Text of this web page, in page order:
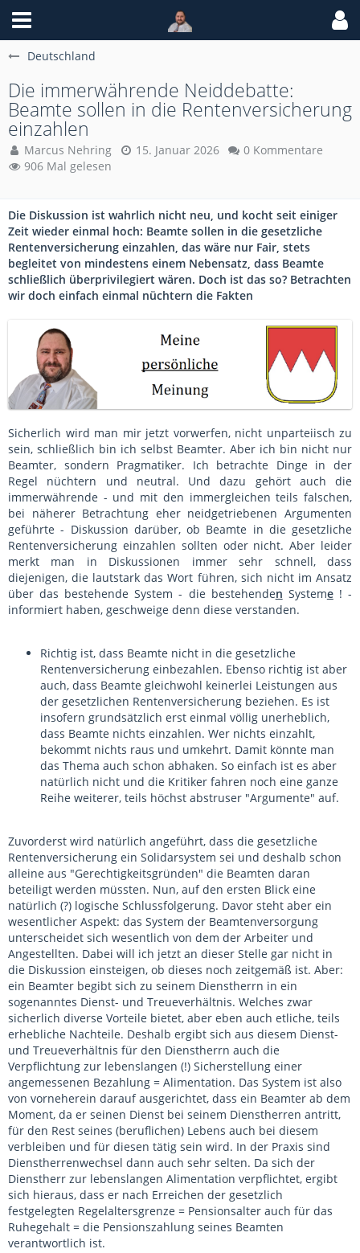
Deutschland
Die immerwährende Neiddebatte:
Beamte sollen in die Rentenversicherung
einzahlen
Marcus Nehring 15. Januar 2026
0 Kommentare
906 Mal gelesen
Die Diskussion ist wahrlich nicht neu, und kocht seit einiger
Zeit wieder einmal hoch: Beamte sollen in die gesetzliche
Rentenversicherung einzahlen, das wäre nur Fair, stets
begleitet von mindestens einem Nebensatz, dass Beamte
schließlich überprivilegiert wären. Doch ist das so? Betrachten
wir doch einfach einmal nüchtern die Fakten
Sicherlich wird man mir jetzt vorwerfen, nicht unparteiisch zu
sein, schließlich bin ich selbst Beamter. Aber ich bin nicht nur
Beamter, sondern Pragmatiker. Ich betrachte Dinge in der
Regel nüchtern und neutral. Und dazu gehört auch die
immerwährende - und mit den immergleichen teils falschen,
bei näherer Betrachtung eher neidgetriebenen Argumenten
geführte - Diskussion darüber, ob Beamte in die gesetzliche
Rentenversicherung einzahlen sollten oder nicht. Aber leider
merkt man in Diskussionen immer sehr schnell, dass
diejenigen, die lautstark das Wort führen, sich nicht im Ansatz
über das bestehende System - die bestehenden Systeme! -
informiert haben, geschweige denn diese verstanden.
Richtig ist, dass Beamte nicht in die gesetzliche
Rentenversicherung einbezahlen. Ebenso richtig ist aber
auch, dass Beamte gleichwohl keinerlei Leistungen aus
der gesetzlichen Rentenversicherung beziehen. Es ist
insofern grundsätzlich erst einmal völlig unerheblich,
dass Beamte nichts einzahlen. Wer nichts einzahlt,
bekommt nichts raus und umkehrt. Damit könnte man
das Thema auch schon abhaken. So einfach ist es aber
natürlich nicht und die Kritiker fahren noch eine ganze
Reihe weiterer, teils höchst abstruser "Argumente" auf.
Zuvorderst wird natürlich angeführt, dass die gesetzliche
Rentenversicherung ein Solidarsystem sei und deshalb schon
alleine aus "Gerechtigkeitsgründen" die Beamten daran
beteiligt werden müssten. Nun, auf den ersten Blick eine
natürlich (?) logische Schlussfolgerung. Davor steht aber ein
wesentlicher Aspekt: das System der Beamtenversorgung
unterscheidet sich wesentlich von dem der Arbeiter und
Angestellten. Dabei will ich jetzt an dieser Stelle gar nicht in
die Diskussion einsteigen, ob dieses noch zeitgemäß ist. Aber:
ein Beamter begibt sich zu seinem Dienstherrn in ein
sogenanntes Dienst- und Treueverhältnis. Welches zwar
sicherlich diverse Vorteile bietet, aber eben auch etliche, teils
erhebliche Nachteile. Deshalb ergibt sich aus diesem Dienst-
und Treueverhältnis für den Dienstherrn auch die
Verpflichtung zur lebenslangen (!) Sicherstellung einer
angemessenen Bezahlung = Alimentation. Das System ist also
von vorneherein darauf ausgerichtet, dass ein Beamter ab dem
Moment, da er seinen Dienst bei seinem Dienstherren antritt,
für den Rest seines (beruflichen) Lebens auch bei diesem
verbleiben und für diesen tätig sein wird. In der Praxis sind
Dienstherrenwechsel dann auch sehr selten. Da sich der
Dienstherr zur lebenslangen Alimentation verpflichtet, ergibt
sich hieraus, dass er nach Erreichen der gesetzlich
festgelegten Regelaltersgrenze = Pensionsalter auch für das
Ruhegehalt = die Pensionszahlung seines Beamten
verantwortlich ist.